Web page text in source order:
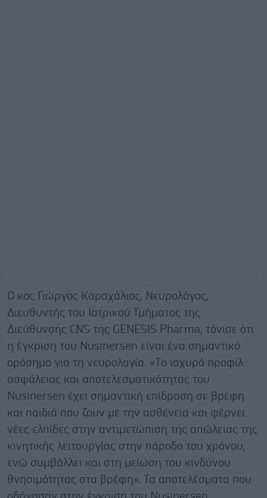
Ο κος Γιώργος Καραχάλιος, Νευρολόγος,
Διευθυντής του Ιατρικού Τμήματος της
Διεύθυνσης CNS της GENESIS Pharma, τόνισε ότι
η έγκριση του Nusinersen είναι ένα σημαντικό
ορόσημο για τη νευρολογία. «Tο ισχυρό προφίλ
ασφάλειας και αποτελεσματικότητας του
Nusinersen έχει σημαντική επίδραση σε βρέφη
και παιδιά που ζουν με την ασθένεια και φέρνει
νέες ελπίδες στην αντιμετώπιση της απώλειας της
κινητικής λειτουργίας στην πάροδο του χρόνου,
ενώ συμβάλλει και στη μείωση του κινδύνου
θνησιμότητας στα βρέφη». Τα αποτελέσματα που